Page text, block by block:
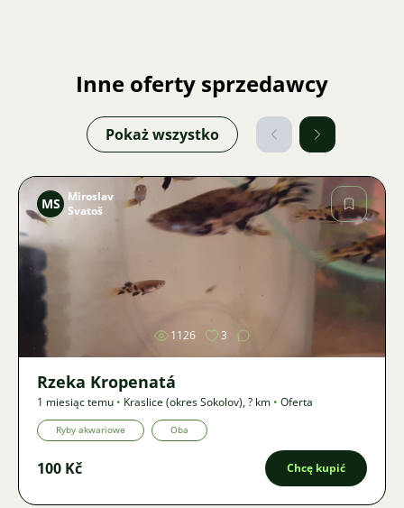
Inne oferty sprzedawcy
Pokaż wszystko
MS Miroslav
Svatoš
1126 3
Rzeka Kropenatá
1 miesiąc temu • Kraslice (okres Sokolov),? km • Oferta
Ryby akwariowe Oba
100 Kč Chcę kupić